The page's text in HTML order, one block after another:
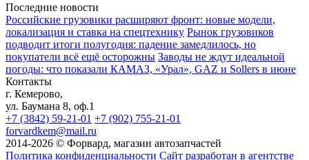
Последние новости
Российские грузовики расширяют фронт: новые модели,
локализация и ставка на спецтехнику Рынок грузовиков
подводит итоги полугодия: падение замедлилось, но
покупатели всё ещё осторожны Заводы не ждут идеальной
погоды: что показали КАМАЗ, «Урал», GAZ и Sollers в июне
Контакты
г. Кемерово,
ул. Баумана 8, оф.1
+7 (3842) 59-21-01 +7 (902) 755-21-01
forvardkem@mail.ru
2014-2026 © Форвард, магазин автозапчастей
Политика конфиденциальности Сайт разработан в агентстве